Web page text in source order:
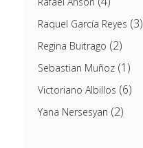
Raquel García Reyes (3)
Regina Buitrago (2)
Sebastian Muñoz(1)
Victoriano Albillos (6)
Yana Nersesyan (2)